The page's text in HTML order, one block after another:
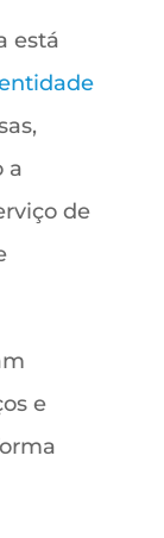
está
a
de
e